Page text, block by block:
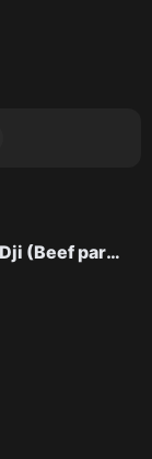
Nem Tanto do Puto Dji (Beef para Dji Tafinha)